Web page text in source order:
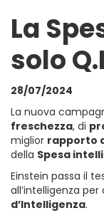
La
solo
28/07/2024
La nuova
freschezza, di
miglior rapporto
della Spesa
Einstein passa il
all’intelligenza
d’Intelligenza.